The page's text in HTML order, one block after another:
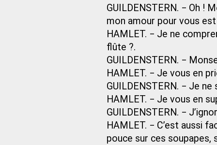
GUILDENSTERN. − Oh !
mon amour pour vous
HAMLET. − Je ne
flûte ?.
GUILDENSTERN. −
HAMLET. − Je vous en
GUILDENSTERN. − Je
HAMLET. − Je vous en
GUILDENSTERN. −
HAMLET. − C’est aussi
pouce sur ces soupapes,